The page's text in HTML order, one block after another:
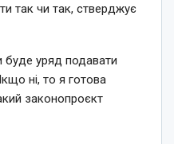
так чи так, стверджує
буде уряд подавати
ні, то я готова
законопроєкт